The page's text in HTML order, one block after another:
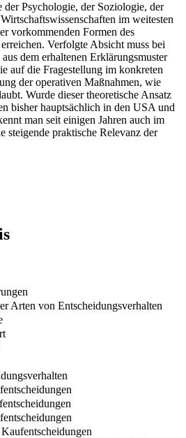
der Psychologie, der Soziologie, der
im weitesten
vorkommenden Formen des
Verfolgte Absicht muss bei
dem erhaltenen Erklärungsmuster
auf die Fragestellung im konkreten
der operativen Maßnahmen, wie
Wurde dieser theoretische Ansatz
bisher hauptsächlich in den USA und
man seit einigen Jahren auch im
steigende praktische Relevanz der
Arten von Entscheidungsverhalten